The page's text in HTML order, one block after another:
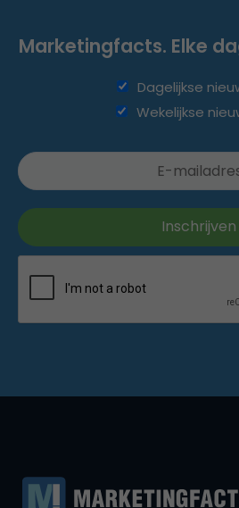
Marketingfacts. Elke
Dagelijkse
Wekelijkse